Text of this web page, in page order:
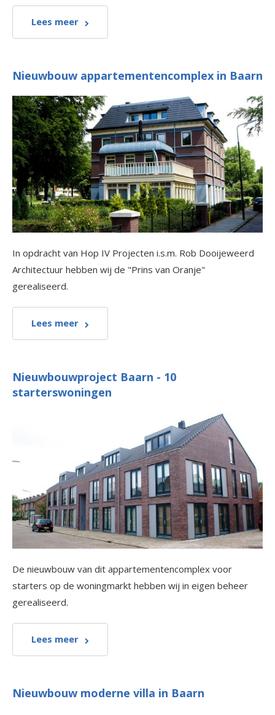
Lees meer
Nieuwbouw appartementencomplex in Baarn
In opdracht van Hop IV Projecten i.s.m. Rob Dooijeweerd
Architectuur hebben wij de "Prins van Oranje"
gerealiseerd.
Lees meer
Nieuwbouwproject Baarn - 10
starterswoningen
De nieuwbouw van dit appartementencomplex voor
starters op de woningmarkt hebben wij in eigen beheer
gerealiseerd.
Lees meer
Nieuwbouw moderne villa in Baarn